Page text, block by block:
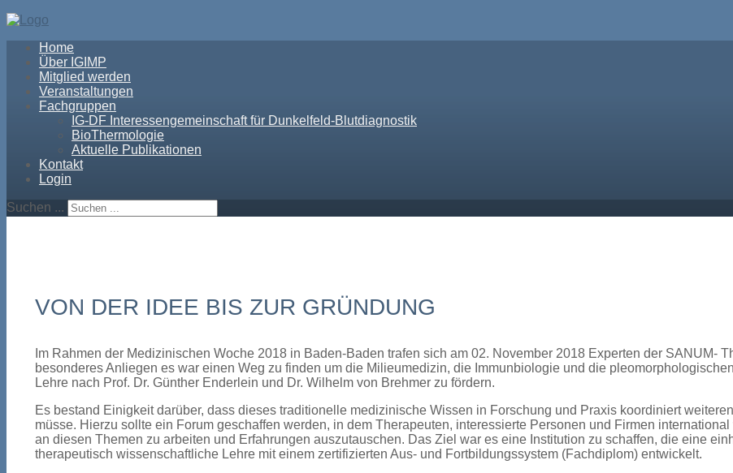
Home
Über IGIMP
Mitglied werden
Veranstaltungen
Fachgruppen
IG-DF Interessengemeinschaft für Dunkelfeld-Blutdiagnostik
BioThermologie
Aktuelle Publikationen
Kontakt
Login
Suchen ...
VON DER IDEE BIS ZUR GRÜNDUNG
Im Rahmen der Medizinischen Woche 2018 in Baden-Baden trafen sich am 02. November 2018 Experten der SANUM-
besonderes Anliegen es war einen Weg zu finden um die Milieumedizin, die Immunbiologie und die
Lehre nach Prof. Dr. Günther Enderlein und Dr. Wilhelm von Brehmer zu fördern.
Es bestand Einigkeit darüber, dass dieses traditionelle medizinische Wissen in Forschung und Praxis koordiniert
müsse. Hierzu sollte ein Forum geschaffen werden, in dem Therapeuten, interessierte Personen und Firmen
an diesen Themen zu arbeiten und Erfahrungen auszutauschen. Das Ziel war es eine Institution zu schaffen, die eine
therapeutisch wissenschaftliche Lehre mit einem zertifizierten Aus- und Fortbildungssystem (Fachdiplom) entwickelt.